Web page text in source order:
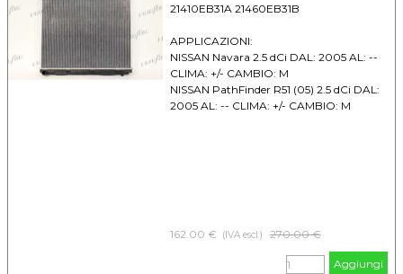
21410EB31A 21460EB31B
APPLICAZIONI:
NISSAN Navara 2.5 dCi DAL: 2005 AL: --
CLIMA: +/- CAMBIO: M
NISSAN PathFinder R51 (05) 2.5 dCi DAL:
2005 AL: -- CLIMA: +/- CAMBIO: M
162.00 € (IVA escl.) Prezzo senza sconto
270.00 €
Aggiungi